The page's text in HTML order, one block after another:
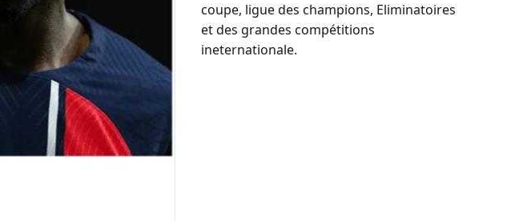
coupe, ligue des champions, Eliminatoires
et des grandes compétitions
ineternationale.